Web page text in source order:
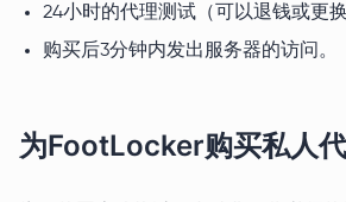
24小时的代理测试（可以退钱或更
购买后3分钟内发出服务器的访问。
为FootLocker购买私人